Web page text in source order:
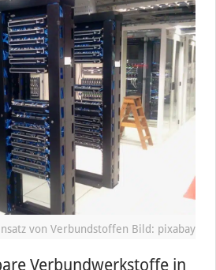
von Verbundstoffen Bild: pixabay
Verbundwerkstoffe in